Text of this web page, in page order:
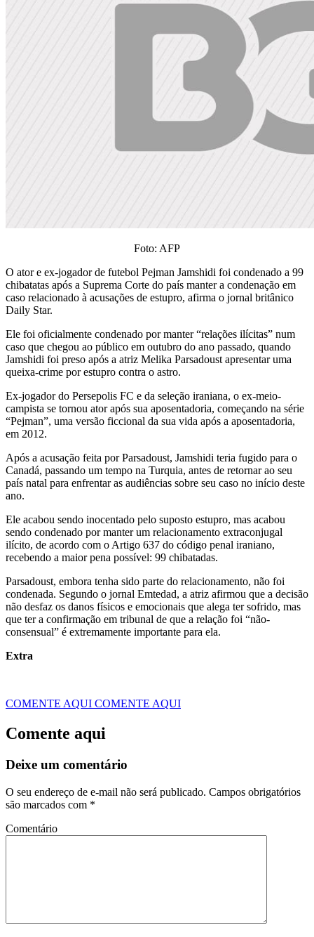
Foto: AFP
O ator e ex-jogador de futebol Pejman Jamshidi foi condenado a 99
chibatatas após a Suprema Corte do país manter a condenação em
caso relacionado à acusações de estupro, afirma o jornal britânico
Daily Star.
Ele foi oficialmente condenado por manter “relações ilícitas” num
caso que chegou ao público em outubro do ano passado, quando
Jamshidi foi preso após a atriz Melika Parsadoust apresentar uma
queixa-crime por estupro contra o astro.
Ex-jogador do Persepolis FC e da seleção iraniana, o ex-meio-
campista se tornou ator após sua aposentadoria, começando na série
“Pejman”, uma versão ficcional da sua vida após a aposentadoria,
em 2012.
Após a acusação feita por Parsadoust, Jamshidi teria fugido para o
Canadá, passando um tempo na Turquia, antes de retornar ao seu
país natal para enfrentar as audiências sobre seu caso no início deste
ano.
Ele acabou sendo inocentado pelo suposto estupro, mas acabou
sendo condenado por manter um relacionamento extraconjugal
ilícito, de acordo com o Artigo 637 do código penal iraniano,
recebendo a maior pena possível: 99 chibatadas.
Parsadoust, embora tenha sido parte do relacionamento, não foi
condenada. Segundo o jornal Emtedad, a atriz afirmou que a decisão
não desfaz os danos físicos e emocionais que alega ter sofrido, mas
que ter a confirmação em tribunal de que a relação foi “não-
consensual” é extremamente importante para ela.
Extra
COMENTE AQUI COMENTE AQUI
Comente aqui
Deixe um comentário
O seu endereço de e-mail não será publicado. Campos obrigatórios
são marcados com *
Comentário